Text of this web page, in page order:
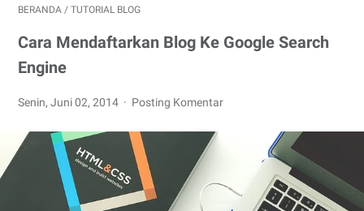
BERANDA / TUTORIAL BLOG
Cara Mendaftarkan Blog Ke Google Search
Engine
Senin, Juni 02, 2014 Posting Komentar